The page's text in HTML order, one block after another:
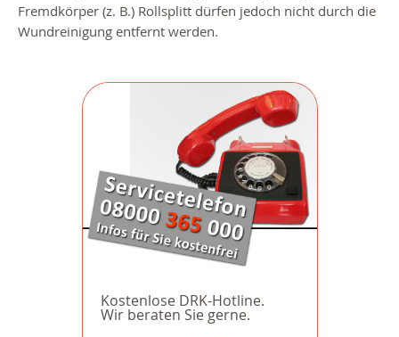
Fremdkörper (z. B.) Rollsplitt dürfen jedoch nicht durch die
Wundreinigung entfernt werden.
Kostenlose DRK-Hotline.
Wir beraten Sie gerne.